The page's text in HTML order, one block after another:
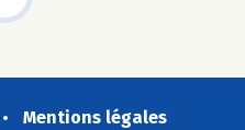
Mentions légales